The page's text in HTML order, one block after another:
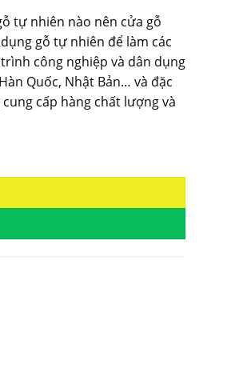
tự nhiên nào nên cửa gỗ
gỗ tự nhiên để làm các
công nghiệp và dân dụng
Quốc, Nhật Bản… và đặc
cấp hàng chất lượng và